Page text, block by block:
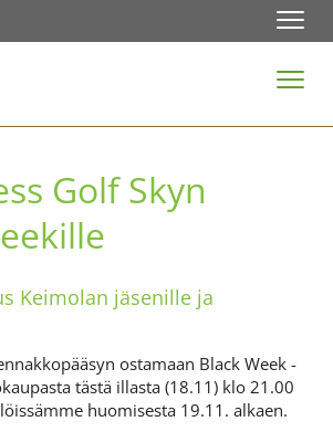
Golf Skyn
Keimolan jäsenille ja
ostamaan Black Week -
tästä illasta (18.11) klo 21.00
huomisesta 19.11. alkaen.